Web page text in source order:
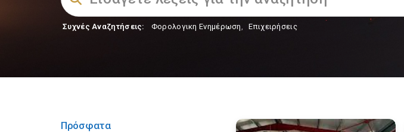
Συχνές Αναζητήσεις: Φορολογικη Ενημέρωση, Επιχειρήσεις
Πρόσφατα